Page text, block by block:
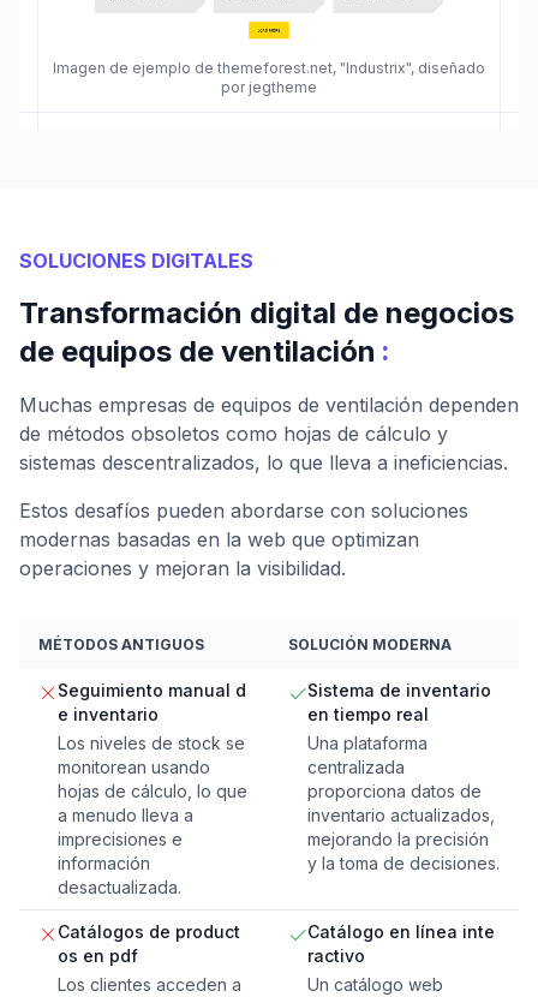
Imagen de ejemplo de themeforest.net, "Industrix", diseñado
por jegtheme
SOLUCIONES DIGITALES
Transformación digital de negocios
de equipos de ventilación :
Muchas empresas de equipos de ventilación dependen
de métodos obsoletos como hojas de cálculo y
sistemas descentralizados, lo que lleva a ineficiencias.
Estos desafíos pueden abordarse con soluciones
modernas basadas en la web que optimizan
operaciones y mejoran la visibilidad.
MÉTODOS ANTIGUOS SOLUCIÓN MODERNA
Seguimiento manual d
e inventario
Los niveles de stock se
monitorean usando
hojas de cálculo, lo que
a menudo lleva a
imprecisiones e
información
desactualizada.
Sistema de inventario
en tiempo real
Una plataforma
centralizada
proporciona datos de
inventario actualizados,
mejorando la precisión
y la toma de decisiones.
Catálogos de product
os en pdf
Los clientes acceden a
Catálogo en línea inte
ractivo
Un catálogo web